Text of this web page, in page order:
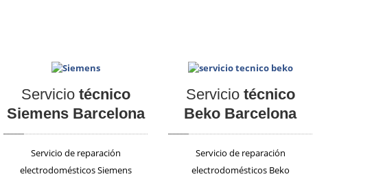
Serviciotécnico
Siemens Barcelona
Servicio de reparación
electrodomésticos Siemens
Serviciotécnico
Beko Barcelona
Servicio de reparación
electrodomésticos Beko